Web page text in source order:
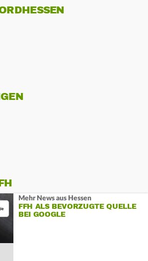
Mehr News aus Hessen
FFH ALS BEVORZUGTE QUELLE
BEI GOOGLE